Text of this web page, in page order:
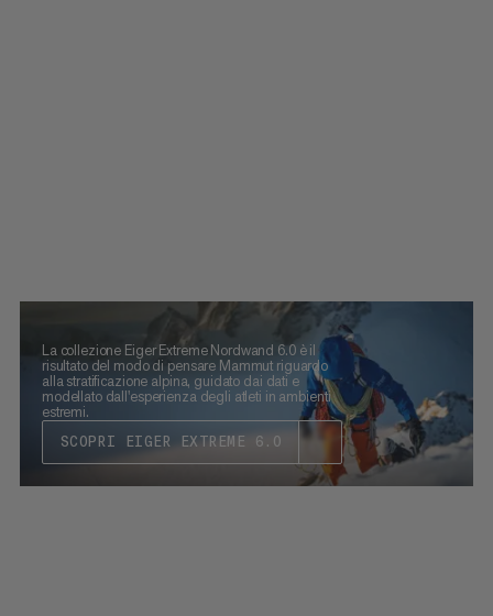
La collezione Eiger Extreme Nordwand 6.0 è il
risultato del modo di pensare Mammut riguardo
alla stratificazione alpina, guidato dai dati e
modellato dall'esperienza degli atleti in ambienti
estremi.
SCOPRI EIGER EXTREME 6.0